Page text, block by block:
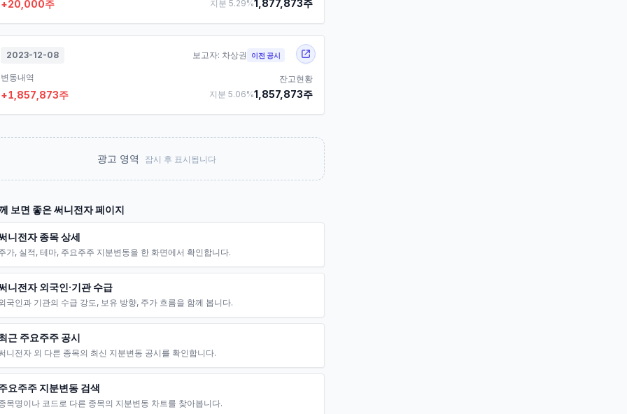
+20,000주
지분 5.29%1,877,873주
2023-12-08 보고자: 차상권 이전 공시
변동내역
+1,857,873주
잔고현황
지분 5.06%1,857,873주
광고 영역 잠시 후 표시됩니다
보면 좋은써니전자페이지
니전자 종목 상세
가, 실적, 테마, 주요주주 지분변동을 한 화면에서 확인합니다.
니전자 외국인·기관 수급
국인과 기관의 수급 강도, 보유 방향, 주가 흐름을 함께 봅니다.
근 주요주주 공시
니전자 외 다른 종목의 최신 지분변동 공시를 확인합니다.
요주주 지분변동 검색
목명이나 코드로 다른 종목의 지분변동 차트를 찾아봅니다.